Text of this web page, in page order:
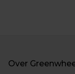
Over